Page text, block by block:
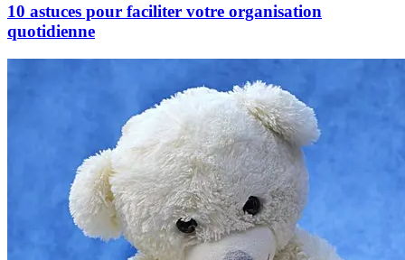
10 astuces pour faciliter votre organisation
quotidienne